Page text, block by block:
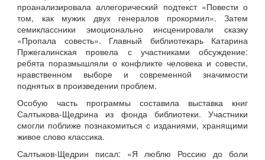
проанализировала аллегорический подтекст «Повести о
том, как мужик двух генералов прокормил». Затем
семиклассники эмоционально инсценировали сказку
«Пропала совесть». Главный библиотекарь Катарина
Пржегалинская провела с участниками обсуждение:
ребята поразмышляли о конфликте человека и совести,
нравственном выборе и современной значимости
поднятых в произведении проблем.
Особую часть программы составила выставка книг
Салтыкова‑Щедрина из фонда библиотеки. Участники
смогли поближе познакомиться с изданиями, хранящими
живое слово классика.
Салтыков-Щедрин писал: «Я люблю Россию до боли